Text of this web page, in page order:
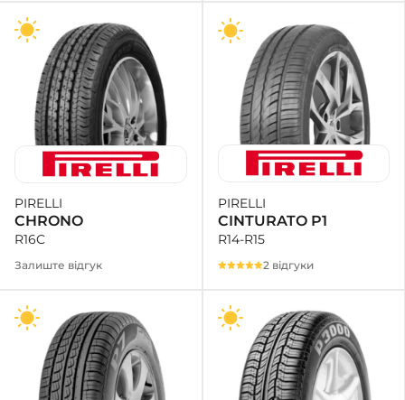
PIRELLI
CHRONO
R16C
Залиште відгук
PIRELLI
CINTURATO P1
R14-R15
2 відгуки